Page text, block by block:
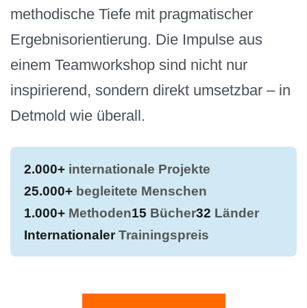
methodische Tiefe mit pragmatischer
Ergebnisorientierung. Die Impulse aus
einem Teamworkshop sind nicht nur
inspirierend, sondern direkt umsetzbar – in
Detmold wie überall.
2.000+ internationale Projekte
25.000+ begleitete Menschen
1.000+ Methoden15 Bücher32 Länder
InternationalerTrainingspreis